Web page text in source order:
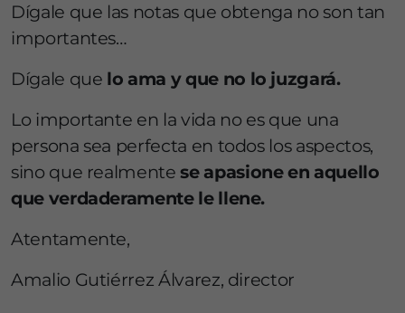
Dígale que las notas que obtenga no son tan
importantes…
Dígale que lo ama y que no lo juzgará.
Lo importante en la vida no es que una
persona sea perfecta en todos los aspectos,
sino que realmente se apasione en aquello
que verdaderamente le llene.
Atentamente,
Amalio Gutiérrez Álvarez, director